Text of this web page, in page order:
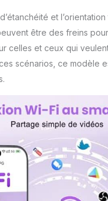
et
être des freins
celles et ceux qui
scénarios, ce modèle